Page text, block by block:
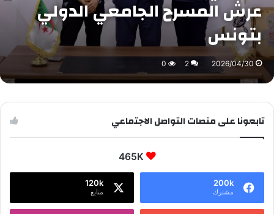
عرش المسرح الجامعي الدولي
بتونس
2026/04/30
2
0
تابعونا على منصات التواصل الاجتماعي
465K
200k
مشترك
120k
متابع